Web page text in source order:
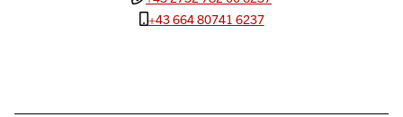
+43 664 80741 6237